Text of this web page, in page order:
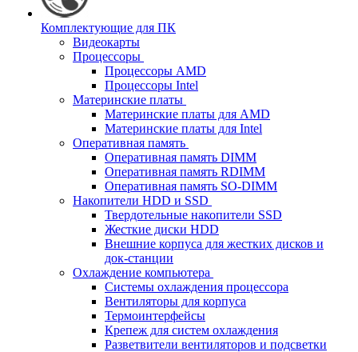
Комплектующие для ПК
Видеокарты
Процессоры
Процессоры AMD
Процессоры Intel
Материнские платы
Материнские платы для AMD
Материнские платы для Intel
Оперативная память
Оперативная память DIMM
Оперативная память RDIMM
Оперативная память SO-DIMM
Накопители HDD и SSD
Твердотельные накопители SSD
Жесткие диски HDD
Внешние корпуса для жестких дисков и
док-станции
Охлаждение компьютера
Системы охлаждения процессора
Вентиляторы для корпуса
Термоинтерфейсы
Крепеж для систем охлаждения
Разветвители вентиляторов и подсветки